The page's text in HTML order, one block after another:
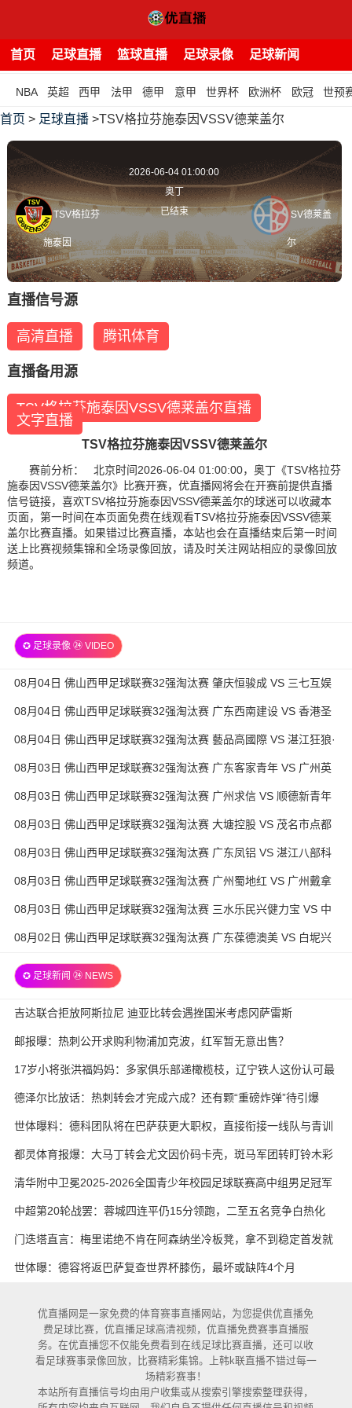
首页 足球直播 篮球直播 足球录像 足球新闻
NBA 英超 西甲 法甲 德甲 意甲 世界杯 欧洲杯 欧冠 世预
首页 > 足球直播 >TSV格拉芬施泰因VSSV德莱盖尔
TSV格拉芬
施泰因
2026-06-04 01:00:00
奥丁
已结束
SV德莱盖
尔
直播信号源
高清直播 腾讯体育
直播备用源
TSV格拉芬施泰因VSSV德莱盖尔直播
文字直播
TSV格拉芬施泰因VSSV德莱盖尔
赛前分析： 北京时间2026-06-04 01:00:00，奥丁《TSV格拉芬
施泰因VSSV德莱盖尔》比赛开赛，优直播网将会在开赛前提供直播
信号链接，喜欢TSV格拉芬施泰因VSSV德莱盖尔的球迷可以收藏本
页面，第一时间在本页面免费在线观看TSV格拉芬施泰因VSSV德莱
盖尔比赛直播。如果错过比赛直播，本站也会在直播结束后第一时间
送上比赛视频集锦和全场录像回放，请及时关注网站相应的录像回放
频道。
✪ 足球录像 ㉔ VIDEO
08月04日 佛山西甲足球联赛32强淘汰赛 肇庆恒骏成 VS 三七互娱
全场录像
08月04日 佛山西甲足球联赛32强淘汰赛 广东西南建设 VS 香港圣
徒 全场录像
08月04日 佛山西甲足球联赛32强淘汰赛 藝品高國際 VS 湛江狂狼·
粵辉能源 全场录像
08月03日 佛山西甲足球联赛32强淘汰赛 广东客家青年 VS 广州英
华思力U17 全场录像
08月03日 佛山西甲足球联赛32强淘汰赛 广州求信 VS 顺德新青年
全场录像
08月03日 佛山西甲足球联赛32强淘汰赛 大塘控股 VS 茂名市点都
得 全场录像
08月03日 佛山西甲足球联赛32强淘汰赛 广东凤铝 VS 湛江八部科
技 全场录像
08月03日 佛山西甲足球联赛32强淘汰赛 广州蜀地红 VS 广州戴拿
模 全场录像
08月03日 佛山西甲足球联赛32强淘汰赛 三水乐民兴健力宝 VS 中
国澳门澳科精英 全场录像
08月02日 佛山西甲足球联赛32强淘汰赛 广东葆德澳美 VS 白坭兴
✪ 足球新闻 ㉔ NEWS
吉达联合拒放阿斯拉尼 迪亚比转会遇挫国米考虑冈萨雷斯
邮报曝：热刺公开求购利物浦加克波，红军暂无意出售？
17岁小将张洪福妈妈：多家俱乐部递橄榄枝，辽宁铁人这份认可最
实在
德泽尔比放话：热刺转会才完成六成？还有颗“重磅炸弹”待引爆
世体曝料：德科团队将在巴萨获更大职权，直接衔接一线队与青训
都灵体育报爆：大马丁转会尤文因价码卡壳，斑马军团转盯铃木彩
艳与维卡里奥
清华附中卫冕2025-2026全国青少年校园足球联赛高中组男足冠军
中超第20轮战罢：蓉城四连平仍15分领跑，二至五名竞争白热化
门迭塔直言：梅里诺绝不肯在阿森纳坐冷板凳，拿不到稳定首发就
考虑另寻出路
世体曝：德容将返巴萨复查世界杯膝伤，最坏或缺阵4个月
优直播网是一家免费的体育赛事直播网站，为您提供优直播免
费足球比赛，优直播足球高清视频，优直播免费赛事直播服
务。在优直播您不仅能免费看到在线足球比赛直播，还可以收
看足球赛事录像回放，比赛精彩集锦。上韩k联直播不错过每一
场精彩赛事！
本站所有直播信号均由用户收集或从搜索引擎搜索整理获得，